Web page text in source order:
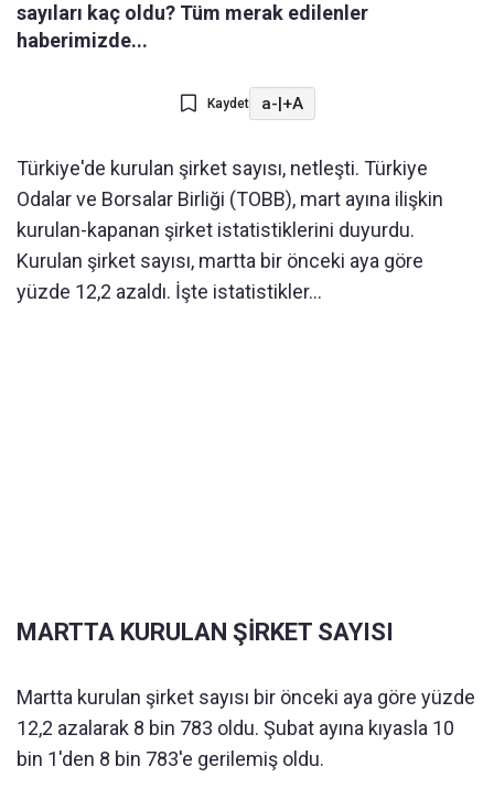
sayıları kaç oldu? Tüm merak edilenler
haberimizde...
Kaydet a-|+A
Türkiye'de kurulan şirket sayısı, netleşti. Türkiye
Odalar ve Borsalar Birliği (TOBB), mart ayına ilişkin
kurulan-kapanan şirket istatistiklerini duyurdu.
Kurulan şirket sayısı, martta bir önceki aya göre
yüzde 12,2 azaldı. İşte istatistikler...
MARTTA KURULAN ŞİRKET SAYISI
Martta kurulan şirket sayısı bir önceki aya göre yüzde
12,2 azalarak 8 bin 783 oldu. Şubat ayına kıyasla 10
bin 1'den 8 bin 783'e gerilemiş oldu.